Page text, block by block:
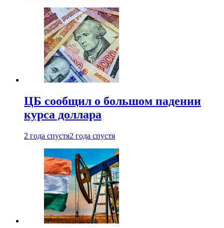
ЦБ сообщил о большом падении
курса доллара
2 года спустя2 года спустя